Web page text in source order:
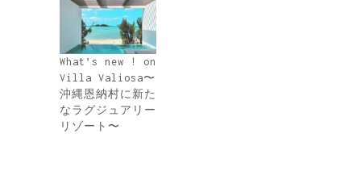
What’s new ! on
Villa Valiosa〜
沖縄恩納村に新た
なラグジュアリー
リゾート〜